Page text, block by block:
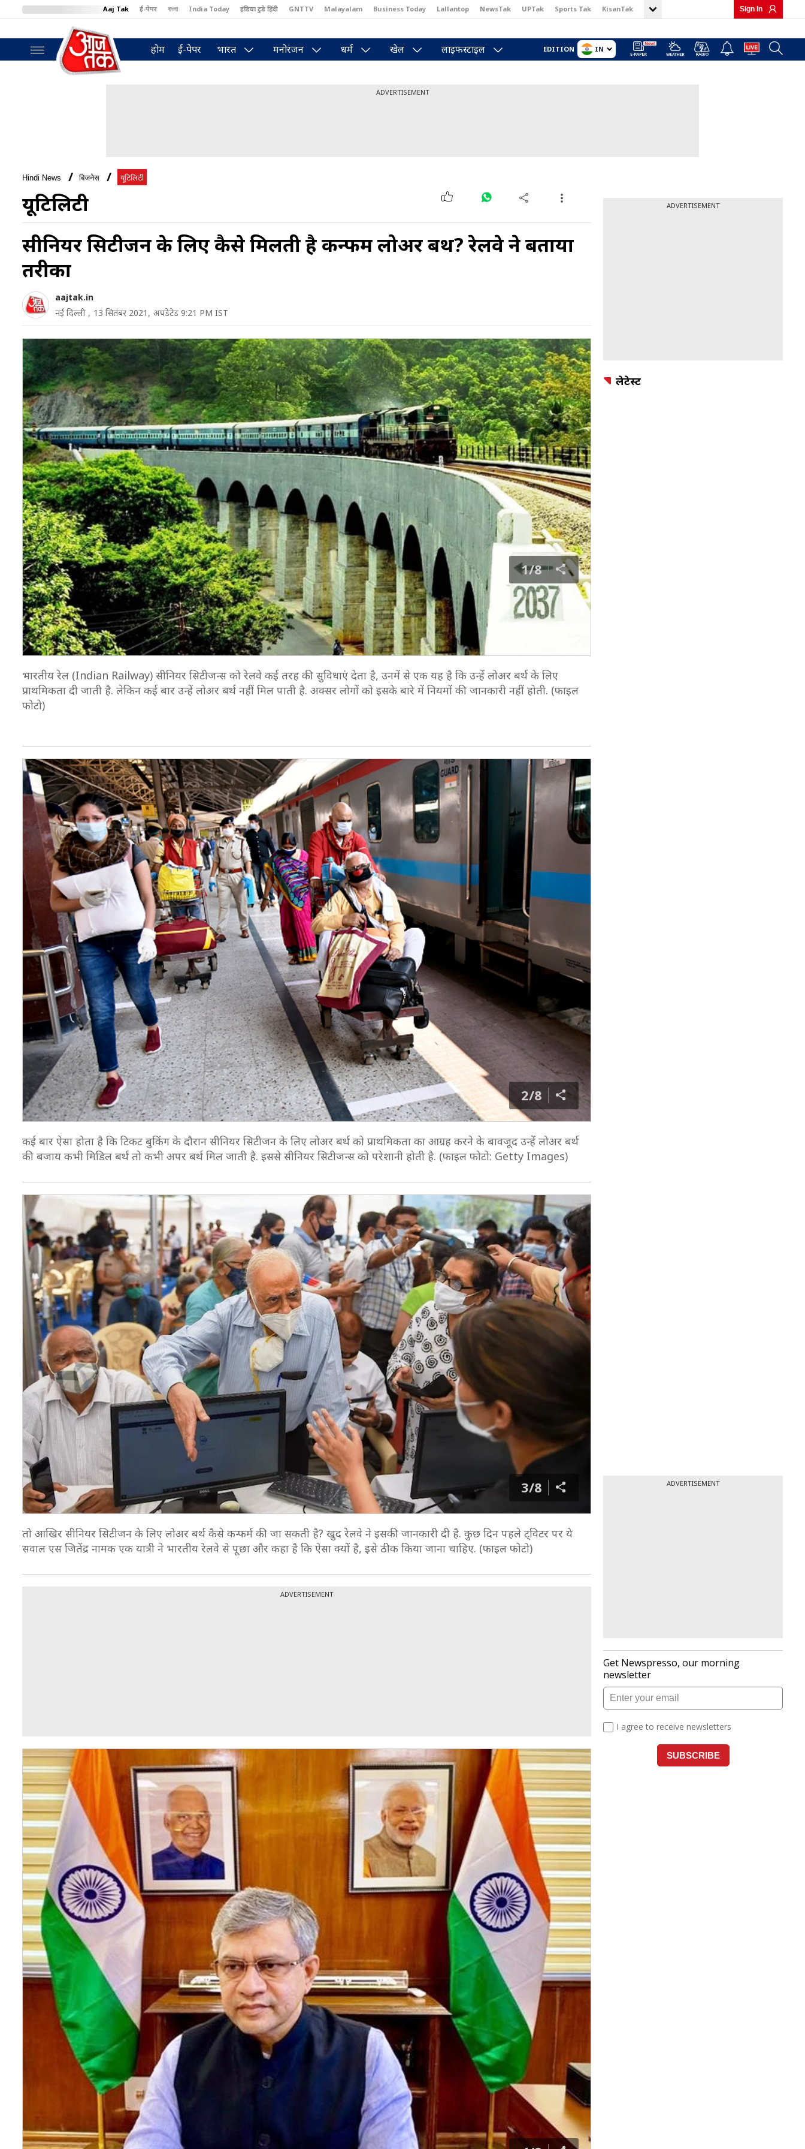
Aaj Tak ई-पेपर বাংলা India Today इंडिया टुडे हिंदी GNTTV Malayalam Business Today Lallantop NewsTak UPTak Sports Tak KisanTak
BT Bazaar
Sign In
होम ई-पेपर भारत मनोरंजन धर्म खेल लाइफस्टाइल EDITION IN
ADVERTISEMENT
Hindi News बिजनेस यूटिलिटी
यूटिलिटी
सीनियर सिटीजन के लिए कैसे मिलती है कन्फर्म लोअर बर्थ? रेलवे ने बताया
तरीका
aajtak.in
नई दिल्ली , 13 सितंबर 2021, अपडेटेड 9:21 PM IST
1/8
भारतीय रेल (Indian Railway) सीनियर सिटीजन्स को रेलवे कई तरह की सुविधाएं देता है, उनमें से एक यह है कि उन्हें लोअर बर्थ के लिए
प्राथमिकता दी जाती है. लेकिन कई बार उन्हें लोअर बर्थ नहीं मिल पाती है. अक्सर लोगों को इसके बारे में नियमों की जानकारी नहीं होती. (फाइल
फोटो)
2/8
कई बार ऐसा होता है कि टिकट बुकिंग के दौरान सीनियर सिटीजन के लिए लोअर बर्थ को प्राथमिकता का आग्रह करने के बावजूद उन्हें लोअर बर्थ
की बजाय कभी मिडिल बर्थ तो कभी अपर बर्थ मिल जाती है. इससे सीनियर सिटीजन्स को परेशानी होती है. (फाइल फोटो: Getty Images)
3/8
तो आख‍िर सीनियर सिटीजन के लिए लोअर बर्थ कैसे कन्फर्म की जा सकती है? खुद रेलवे ने इसकी जानकारी दी है. कुछ दिन पहले ट्विटर पर ये
सवाल एस जितेंद्र नामक एक यात्री ने भारतीय रेलवे से पूछा और कहा है कि ऐसा क्यों है, इसे ठीक किया जाना चाहिए. (फाइल फोटो)
ADVERTISEMENT
ADVERTISEMENT
लेटेस्ट
ADVERTISEMENT